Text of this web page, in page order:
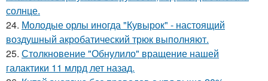
солнце.
24. Молодые орлы иногда "Кувырок" - настоящий
воздушный акробатический трюк выполняют.
25. Столкновение "Обнулило" вращение нашей
галактики 11 млрд лет назад.